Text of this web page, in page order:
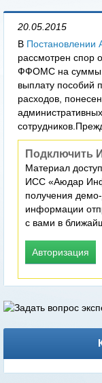
20.05.2015
В
рассмотрен спор
ФФОМС на суммы:–
выплату пособий
расходов,
Подключить
Материал
ИСС «Аюдар
получения
информации
с вами в
Авторизация